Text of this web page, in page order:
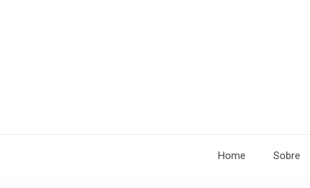
Home Sobre